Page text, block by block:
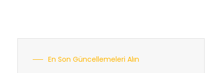
En Son Güncellemeleri Alın